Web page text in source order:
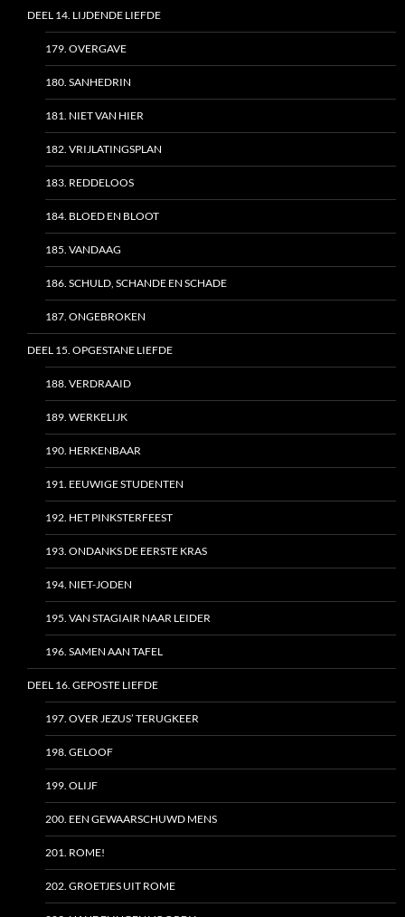
DEEL 14. LIJDENDE LIEFDE
179. OVERGAVE
180. SANHEDRIN
181. NIET VAN HIER
182. VRIJLATINGSPLAN
183. REDDELOOS
184. BLOED EN BLOOT
185. VANDAAG
186. SCHULD, SCHANDE EN SCHADE
187. ONGEBROKEN
DEEL 15. OPGESTANE LIEFDE
188. VERDRAAID
189. WERKELIJK
190. HERKENBAAR
191. EEUWIGE STUDENTEN
192. HET PINKSTERFEEST
193. ONDANKS DE EERSTE KRAS
194. NIET-JODEN
195. VAN STAGIAIR NAAR LEIDER
196. SAMEN AAN TAFEL
DEEL 16. GEPOSTE LIEFDE
197. OVER JEZUS’ TERUGKEER
198. GELOOF
199. OLIJF
200. EEN GEWAARSCHUWD MENS
201. ROME!
202. GROETJES UIT ROME